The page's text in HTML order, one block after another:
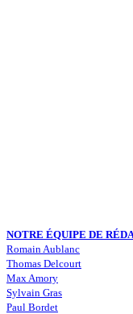
NOTRE ÉQUIPE DE
Romain Aublanc
Thomas Delcourt
Max Amory
Sylvain Gras
Paul Bordet